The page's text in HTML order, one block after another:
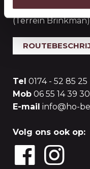
2691 PR 's-
(Terrein Brinkman)
Tel 0174 - 52 85 25
Mob 06 55 14 39 30
E-mail info@ho-
Volg ons ook op: